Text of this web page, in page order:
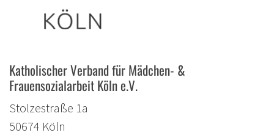
Katholischer Verband für Mädchen- &
Frauensozialarbeit Köln e.V.
Stolzestraße 1a
50674 Köln